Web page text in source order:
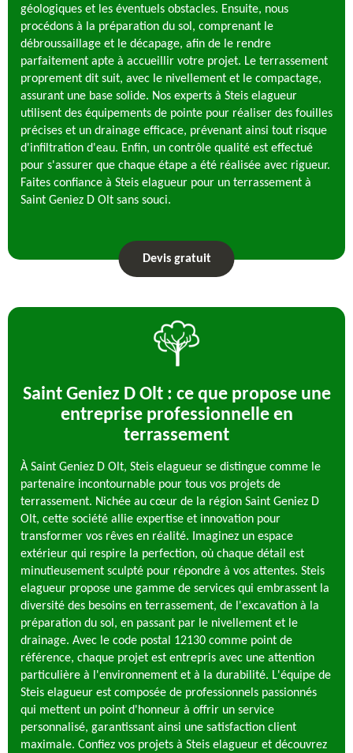
géologiques et les éventuels obstacles. Ensuite, nous
procédons à la préparation du sol, comprenant le
débroussaillage et le décapage, afin de le rendre
parfaitement apte à accueillir votre projet. Le terrassement
proprement dit suit, avec le nivellement et le compactage,
assurant une base solide. Nos experts à Steis elagueur
utilisent des équipements de pointe pour réaliser des fouilles
précises et un drainage efficace, prévenant ainsi tout risque
d'infiltration d'eau. Enfin, un contrôle qualité est effectué
pour s'assurer que chaque étape a été réalisée avec rigueur.
Faites confiance à Steis elagueur pour un terrassement à
Saint Geniez D Olt sans souci.
Devis gratuit
Saint Geniez D Olt : ce que propose une
entreprise professionnelle en
terrassement
À Saint Geniez D Olt, Steis elagueur se distingue comme le
partenaire incontournable pour tous vos projets de
terrassement. Nichée au cœur de la région Saint Geniez D
Olt, cette société allie expertise et innovation pour
transformer vos rêves en réalité. Imaginez un espace
extérieur qui respire la perfection, où chaque détail est
minutieusement sculpté pour répondre à vos attentes. Steis
elagueur propose une gamme de services qui embrassent la
diversité des besoins en terrassement, de l'excavation à la
préparation du sol, en passant par le nivellement et le
drainage. Avec le code postal 12130 comme point de
référence, chaque projet est entrepris avec une attention
particulière à l'environnement et à la durabilité. L'équipe de
Steis elagueur est composée de professionnels passionnés
qui mettent un point d'honneur à offrir un service
personnalisé, garantissant ainsi une satisfaction client
maximale. Confiez vos projets à Steis elagueur et découvrez